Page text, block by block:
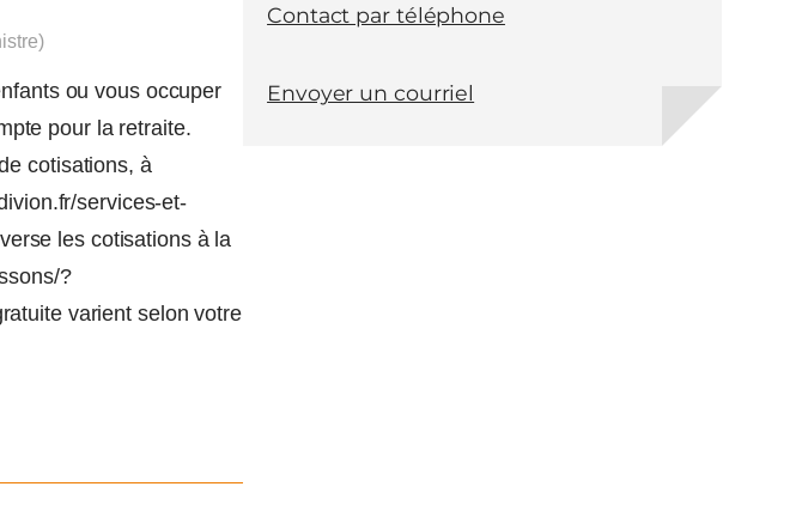
ou vous occuper
pour la retraite.
cotisations, à
services-et-
les cotisations à la
?
varient selon votre
Contact par téléphone
Envoyer un courriel